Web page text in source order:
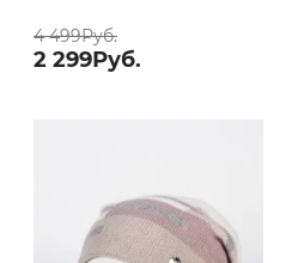
4 499Руб.
2 299Руб.